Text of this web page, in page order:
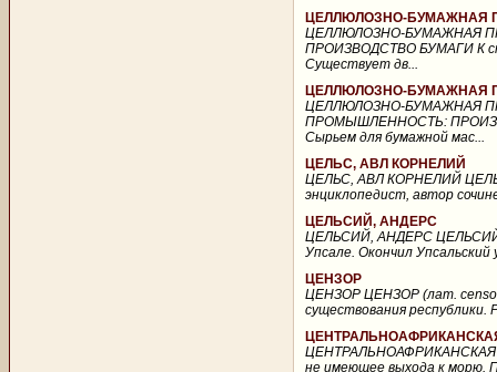
ЦЕЛЛЮЛОЗНО-БУМАЖНАЯ
ЦЕЛЛЮЛОЗНО-БУМАЖНАЯ
ПРОИЗВОДСТВО БУМАГИ К
Существует дв...
ЦЕЛЛЮЛОЗНО-БУМАЖНАЯ
ЦЕЛЛЮЛОЗНО-БУМАЖНАЯ
ПРОМЫШЛЕННОСТЬ:
Сырьем для бумажной мас...
ЦЕЛЬС, АВЛ КОРНЕЛИЙ
ЦЕЛЬС, АВЛ КОРНЕЛИЙ
энциклопедист, автор
ЦЕЛЬСИЙ, АНДЕРС
ЦЕЛЬСИЙ, АНДЕРС ЦЕЛЬСИЙ,
Упсале. Окончил
ЦЕНЗОР
ЦЕНЗОР ЦЕНЗОР (лат.
существования республики.
ЦЕНТРАЛЬНОАФРИКАНСКАЯ
не имеющее выхода к морю.